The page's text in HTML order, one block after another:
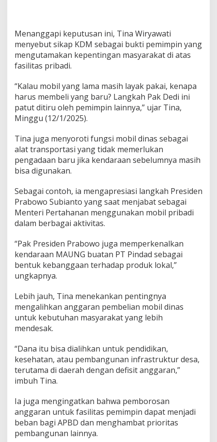
Menanggapi keputusan ini, Tina Wiryawati
menyebut sikap KDM sebagai bukti pemimpin yang
mengutamakan kepentingan masyarakat di atas
fasilitas pribadi.
“Kalau mobil yang lama masih layak pakai, kenapa
harus membeli yang baru? Langkah Pak Dedi ini
patut ditiru oleh pemimpin lainnya,” ujar Tina,
Minggu (12/1/2025).
Tina juga menyoroti fungsi mobil dinas sebagai
alat transportasi yang tidak memerlukan
pengadaan baru jika kendaraan sebelumnya masih
bisa digunakan.
Sebagai contoh, ia mengapresiasi langkah Presiden
Prabowo Subianto yang saat menjabat sebagai
Menteri Pertahanan menggunakan mobil pribadi
dalam berbagai aktivitas.
“Pak Presiden Prabowo juga memperkenalkan
kendaraan MAUNG buatan PT Pindad sebagai
bentuk kebanggaan terhadap produk lokal,”
ungkapnya.
Lebih jauh, Tina menekankan pentingnya
mengalihkan anggaran pembelian mobil dinas
untuk kebutuhan masyarakat yang lebih
mendesak.
“Dana itu bisa dialihkan untuk pendidikan,
kesehatan, atau pembangunan infrastruktur desa,
terutama di daerah dengan defisit anggaran,”
imbuh Tina.
Ia juga mengingatkan bahwa pemborosan
anggaran untuk fasilitas pemimpin dapat menjadi
beban bagi APBD dan menghambat prioritas
pembangunan lainnya.